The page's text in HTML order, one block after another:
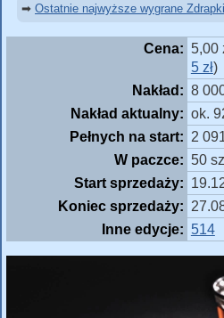
➡ Ostatnie najwyższe wygrane Zdrapki
Cena: 5,00
5 zł)
Nakład: 8
Nakład aktualny: ok.
Pełnych na start: 2
W paczce: 50
Start sprzedaży:
Koniec sprzedaży:
Inne edycje: 514